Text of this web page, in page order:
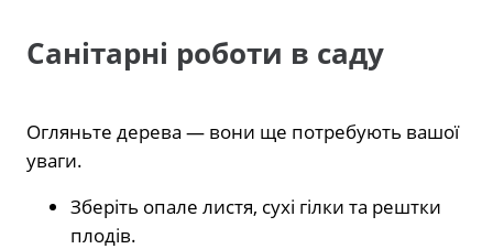
Санітарні роботи в саду
Огляньте дерева — вони ще потребують вашої
уваги.
Зберіть опале листя, сухі гілки та рештки
плодів.